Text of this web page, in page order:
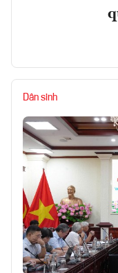
Dân sinh